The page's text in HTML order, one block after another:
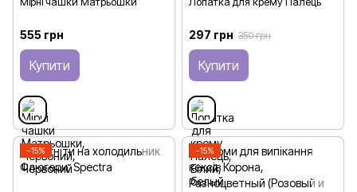
555 грн
Купити
297 грн 350 грн
Купити
−15% −15%